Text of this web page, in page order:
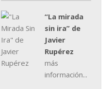
“La mirada
sin ira” de
Javier
Rupérez
más
información...